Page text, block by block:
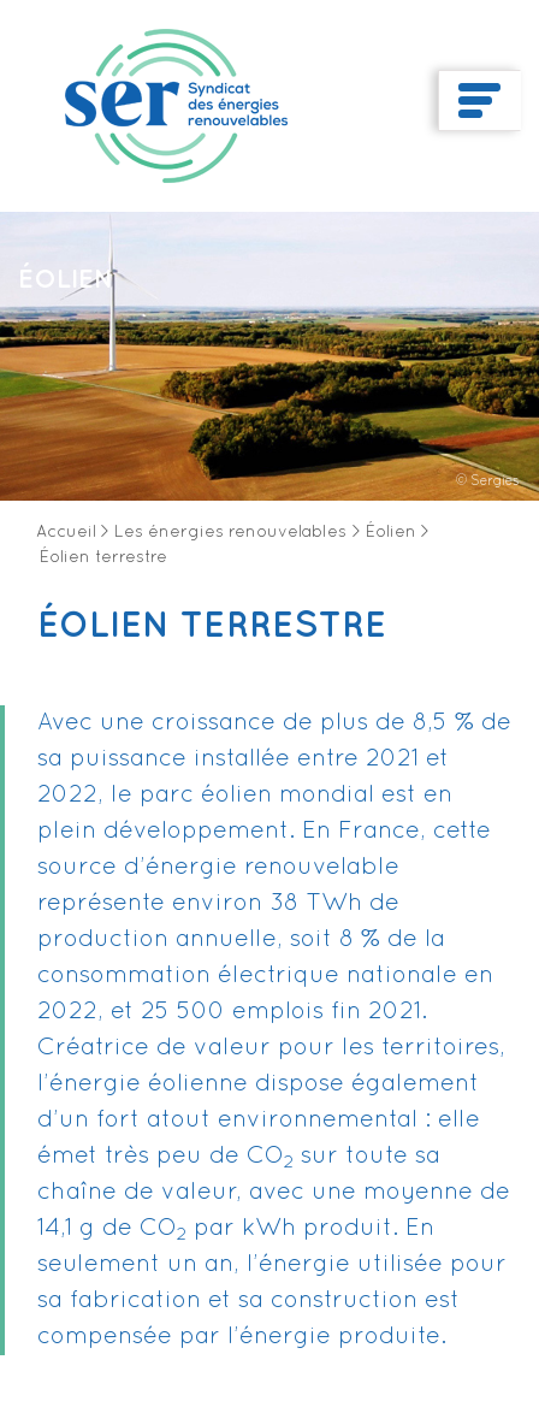
ÉOLIEN
© Sergies
Accueil > Les énergies renouvelables > Éolien >
Éolien terrestre
ÉOLIEN TERRESTRE
Avec une croissance de plus de 8,5 % de
sa puissance installée entre 2021 et
2022, le parc éolien mondial est en
plein développement. En France, cette
source d’énergie renouvelable
représente environ 38 TWh de
production annuelle, soit 8 % de la
consommation électrique nationale en
2022, et 25 500 emplois fin 2021.
Créatrice de valeur pour les territoires,
l’énergie éolienne dispose également
d’un fort atout environnemental : elle
émet très peu de CO2 sur toute sa
chaîne de valeur, avec une moyenne de
14,1 g de CO2
par kWh produit. En
seulement un an, l’énergie utilisée pour
sa fabrication et sa construction est
compensée par l’énergie produite.